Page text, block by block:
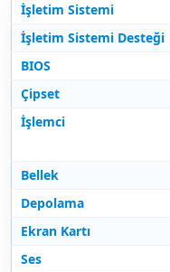
İşletim Sistemi
İşletim Sistemi Desteği
BIOS
Çipset
İşlemci
Bellek
Depolama
Ekran Kartı
Ses